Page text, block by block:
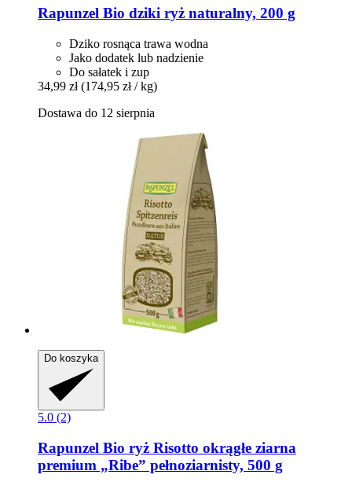
Rapunzel Bio dziki ryż naturalny, 200 g
Dziko rosnąca trawa wodna
Jako dodatek lub nadzienie
Do sałatek i zup
34,99 zł (174,95 zł / kg)
Dostawa do 12 sierpnia
Do koszyka
5.0 (2)
Rapunzel Bio ryż Risotto okrągłe ziarna
premium „Ribe” pełnoziarnisty, 500 g